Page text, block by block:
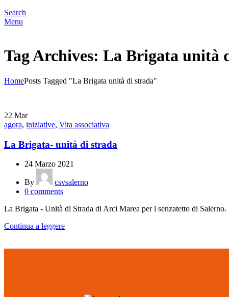
Search
Menu
Tag Archives: La Brigata unità
HomePosts Tagged "La Brigata unità di strada"
22 Mar
agora, iniziative, Vita associativa
La Brigata- unità di strada
24 Marzo 2021
By
csvsalerno
0 comments
La Brigata - Unità di Strada di Arci Marea per i senzatetto di
Continua a leggere